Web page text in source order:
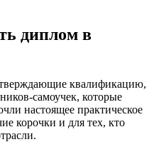
диплом в
квалификацию,
самоучек, которые
настоящее практическое
корочки и для тех, кто